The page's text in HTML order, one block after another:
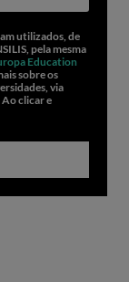
utilizados, de
pela mesma
Education
sobre os
via
Ao clicar e